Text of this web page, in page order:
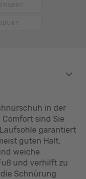
in der
sind Sie
garantiert
guten Halt,
weiche
und verhilft zu
Schnürung